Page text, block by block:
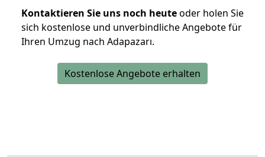
Kontaktieren Sie uns noch heuteoder holen Sie
sich kostenlose und unverbindliche Angebote für
Ihren Umzug nach Adapazarı.
Kostenlose Angebote erhalten